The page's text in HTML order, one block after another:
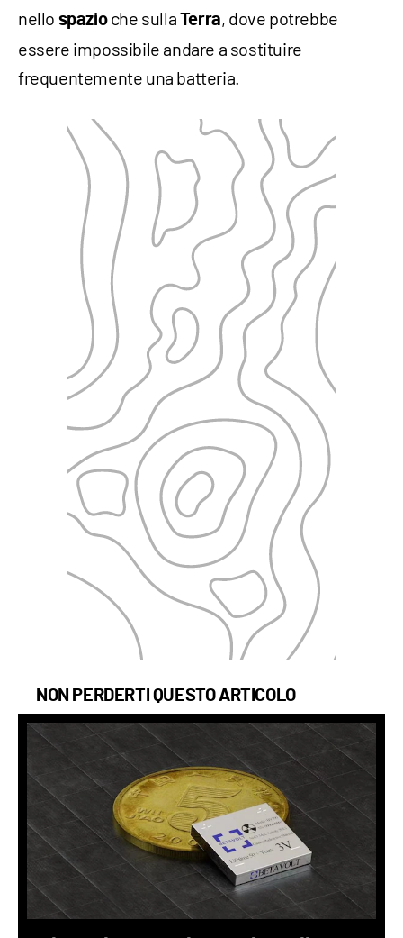
nello spazioche sulla Terra, dove potrebbe
essere impossibile andare a sostituire
frequentemente una batteria.
NON PERDERTI QUESTO ARTICOLO